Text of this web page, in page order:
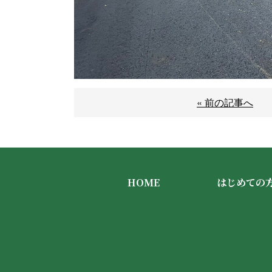
« 前の記事へ
HOME はじめての